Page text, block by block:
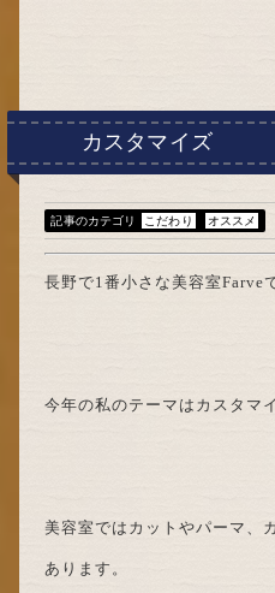
カスタマイズ
記事のカテゴリ こだわり オススメ
長野で1番小さな美容室Farve
今年の私のテーマはカスタマ
美容室ではカットやパーマ、
あります。